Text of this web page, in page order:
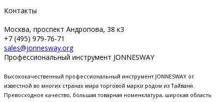
Контакты
Москва, проспект Андропова, 38 к3
+7 (495) 979-76-71
sales@jonnesway.org
Профессиональный инструмент JONNESWAY
Высококачественный профессиональный инструмент JONNESWAY от
известной во многих странах мира торговой марки родом из Тайваня.
Превосходное качество, большая товарная номенклатура, широкая область